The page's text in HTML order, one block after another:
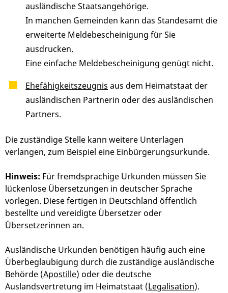
ausländische Staatsangehörige.
In manchen Gemeinden kann das Standesamt die
erweiterte Meldebescheinigung für Sie
ausdrucken.
Eine einfache Meldebescheinigung genügt nicht.
Ehefähigkeitszeugnis aus dem Heimatstaat der
ausländischen Partnerin oder des ausländischen
Partners.
Die zuständige Stelle kann weitere Unterlagen
verlangen, zum Beispiel eine Einbürgerungsurkunde.
Hinweis: Für fremdsprachige Urkunden müssen Sie
lückenlose Übersetzungen in deutscher Sprache
vorlegen. Diese fertigen in Deutschland öffentlich
bestellte und vereidigte Übersetzer oder
Übersetzerinnen an.
Ausländische Urkunden benötigen häufig auch eine
Überbeglaubigung durch die zuständige ausländische
Behörde (Apostille) oder die deutsche
Auslandsvertretung im Heimatstaat (Legalisation).